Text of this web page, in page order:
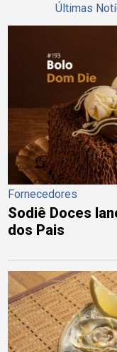
Últimas
Fornecedores
Sodiê Doces
dos Pais